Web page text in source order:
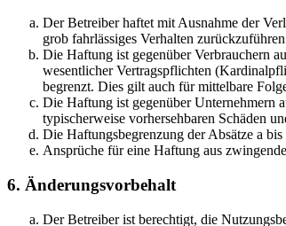
Der Betreiber haftet mit Ausnahme der
grob fahrlässiges Verhalten
Die Haftung ist gegenüber Verbrauchern
wesentlicher Vertragspflichten
begrenzt. Dies gilt auch für mittelbare
Die Haftung ist gegenüber Unternehmern
typischerweise vorhersehbaren Schäden
Die Haftungsbegrenzung der Absätze a
Ansprüche für eine Haftung aus
6. Änderungsvorbehalt
Der Betreiber ist berechtigt, die